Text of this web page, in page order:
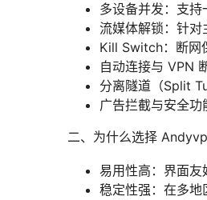
多设备并发：支持
流媒体解锁：针对
Kill Switch：断网
自动连接与 VPN
分离隧道（Split
广告拦截与安全功
二、为什么选择
易用性高：界面友
稳定性强：在多地